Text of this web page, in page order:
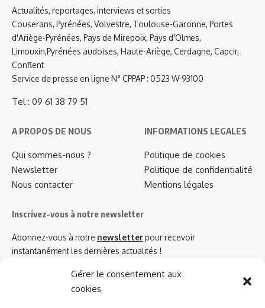
Gérer le consentement aux
cookies
Actualités, reportages, interviews et sorties
Couserans, Pyrénées, Volvestre, Toulouse-Garonne, Portes
d'Ariège-Pyrénées, Pays de Mirepoix, Pays d'Olmes,
Limouxin,Pyrénées audoises, Haute-Ariège, Cerdagne, Capcir,
Conflent
Service de presse en ligne N° CPPAP : 0523 W 93100
Tel : 09 61 38 79 51
A PROPOS DE NOUS
Qui sommes-nous ?
Newsletter
Nous contacter
INFORMATIONS LEGALES
Politique de cookies
Politique de confidentialité
Mentions légales
Inscrivez-vous à notre newsletter
Abonnez-vous à notre newsletterpour recevoir
instantanément les dernières actualités !
Azinat.com TV soutient